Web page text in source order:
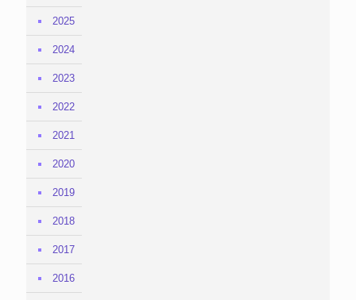
2025
2024
2023
2022
2021
2020
2019
2018
2017
2016